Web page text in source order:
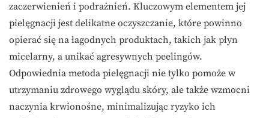
zaczerwienień i podrażnień. Kluczowym elementem jej
pielęgnacji jest delikatne oczyszczanie, które powinno
opierać się na łagodnych produktach, takich jak płyn
micelarny, a unikać agresywnych peelingów.
Odpowiednia metoda pielęgnacji nie tylko pomoże w
utrzymaniu zdrowego wyglądu skóry, ale także wzmocni
naczynia krwionośne, minimalizując ryzyko ich